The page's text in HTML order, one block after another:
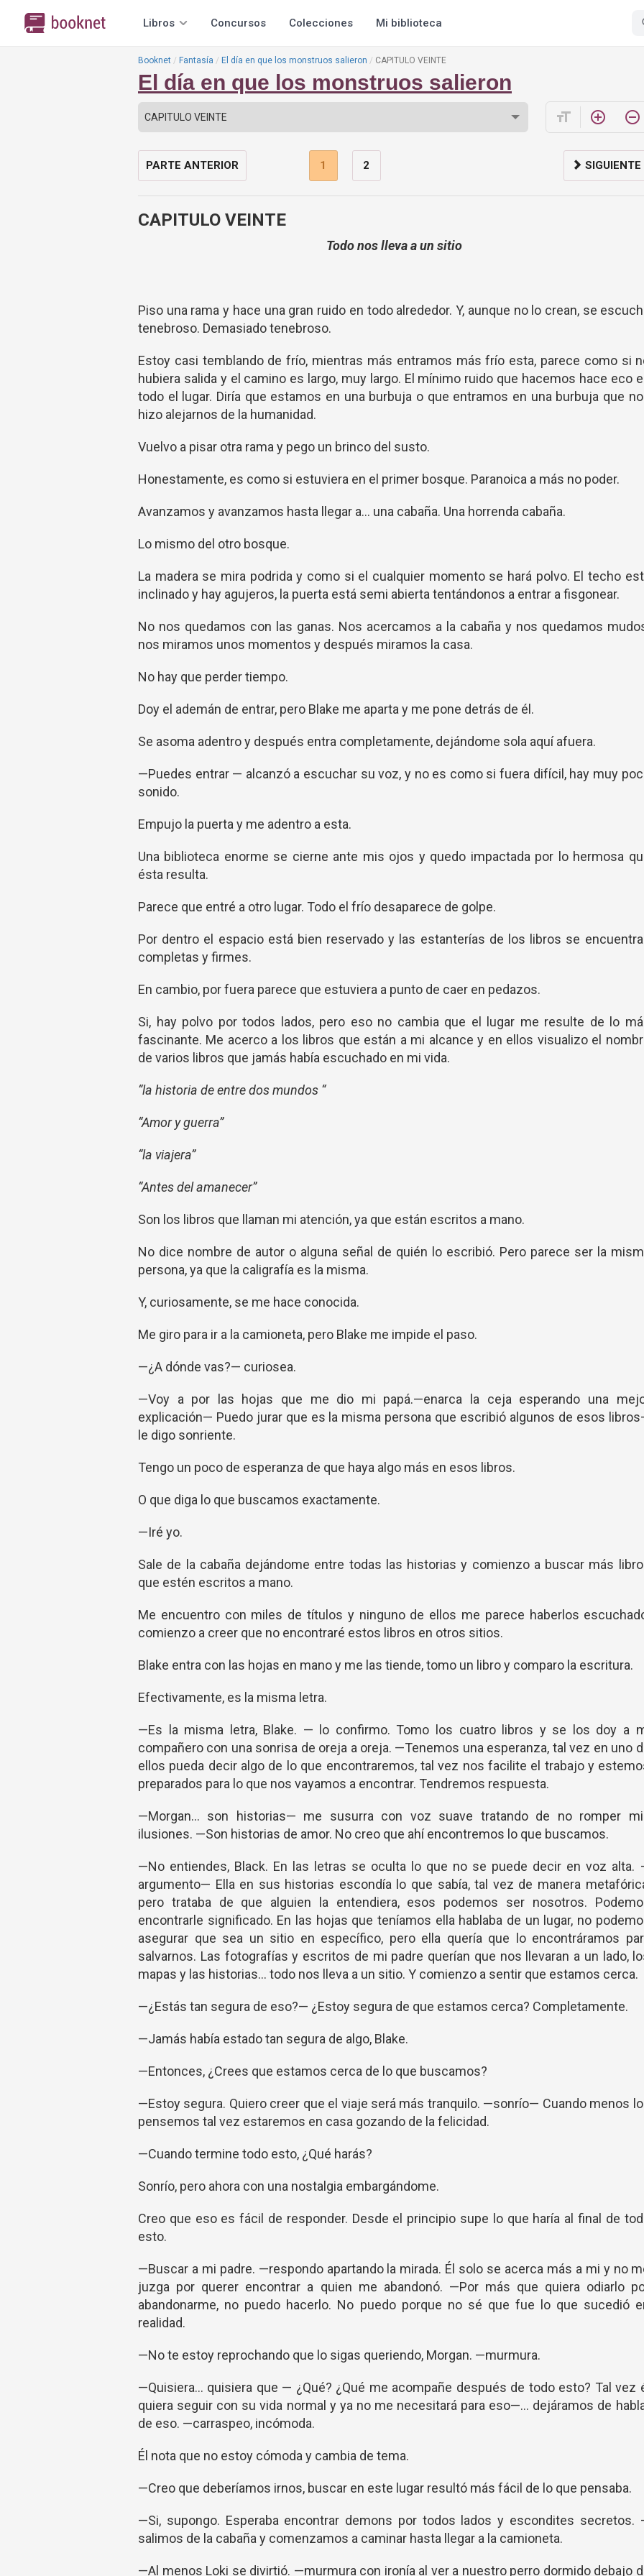
Libros Concursos Colecciones Mi biblioteca
Booknet Fantasía El día en que los monstruos salieron CAPITULO VEINTE
El día en que los monstruos salieron
format_size add_circle_outline remove_circle_outline
PARTE ANTERIOR 1 2 SIGUIENTE
CAPITULO VEINTE
Todo nos lleva a un sitio
Piso una rama y hace una gran ruido en todo alrededor. Y, aunque no lo crean, se
tenebroso. Demasiado tenebroso.
Estoy casi temblando de frío, mientras más entramos más frío esta, parece como si
hubiera salida y el camino es largo, muy largo. El mínimo ruido que hacemos hace eco
todo el lugar. Diría que estamos en una burbuja o que entramos en una burbuja que
hizo alejarnos de la humanidad.
Vuelvo a pisar otra rama y pego un brinco del susto.
Honestamente, es como si estuviera en el primer bosque. Paranoica a más no poder.
Avanzamos y avanzamos hasta llegar a… una cabaña. Una horrenda cabaña.
Lo mismo del otro bosque.
La madera se mira podrida y como si el cualquier momento se hará polvo. El techo
inclinado y hay agujeros, la puerta está semi abierta tentándonos a entrar a fisgonear.
No nos quedamos con las ganas. Nos acercamos a la cabaña y nos quedamos
nos miramos unos momentos y después miramos la casa.
No hay que perder tiempo.
Doy el ademán de entrar, pero Blake me aparta y me pone detrás de él.
Se asoma adentro y después entra completamente, dejándome sola aquí afuera.
—Puedes entrar — alcanzó a escuchar su voz, y no es como si fuera difícil, hay muy
sonido.
Empujo la puerta y me adentro a esta.
Una biblioteca enorme se cierne ante mis ojos y quedo impactada por lo hermosa
ésta resulta.
Parece que entré a otro lugar. Todo el frío desaparece de golpe.
Por dentro el espacio está bien reservado y las estanterías de los libros se
completas y firmes.
En cambio, por fuera parece que estuviera a punto de caer en pedazos.
Si, hay polvo por todos lados, pero eso no cambia que el lugar me resulte de lo
fascinante. Me acerco a los libros que están a mi alcance y en ellos visualizo el
de varios libros que jamás había escuchado en mi vida.
“la historia de entre dos mundos “
“Amor y guerra”
“la viajera”
“Antes del amanecer”
Son los libros que llaman mi atención, ya que están escritos a mano.
No dice nombre de autor o alguna señal de quién lo escribió. Pero parece ser la
persona, ya que la caligrafía es la misma.
Y, curiosamente, se me hace conocida.
Me giro para ir a la camioneta, pero Blake me impide el paso.
—¿A dónde vas?— curiosea.
—Voy a por las hojas que me dio mi papá.—enarca la ceja esperando una
explicación— Puedo jurar que es la misma persona que escribió algunos de esos
le digo sonriente.
Tengo un poco de esperanza de que haya algo más en esos libros.
O que diga lo que buscamos exactamente.
—Iré yo.
Sale de la cabaña dejándome entre todas las historias y comienzo a buscar más
que estén escritos a mano.
Me encuentro con miles de títulos y ninguno de ellos me parece haberlos
comienzo a creer que no encontraré estos libros en otros sitios.
Blake entra con las hojas en mano y me las tiende, tomo un libro y comparo la escritura.
Efectivamente, es la misma letra.
—Es la misma letra, Blake. — lo confirmo. Tomo los cuatro libros y se los doy a
compañero con una sonrisa de oreja a oreja. —Tenemos una esperanza, tal vez en uno
ellos pueda decir algo de lo que encontraremos, tal vez nos facilite el trabajo y
preparados para lo que nos vayamos a encontrar. Tendremos respuesta.
—Morgan… son historias— me susurra con voz suave tratando de no romper
ilusiones. —Son historias de amor. No creo que ahí encontremos lo que buscamos.
—No entiendes, Black. En las letras se oculta lo que no se puede decir en voz alta.
argumento— Ella en sus historias escondía lo que sabía, tal vez de manera
pero trataba de que alguien la entendiera, esos podemos ser nosotros.
encontrarle significado. En las hojas que teníamos ella hablaba de un lugar, no
asegurar que sea un sitio en específico, pero ella quería que lo encontráramos
salvarnos. Las fotografías y escritos de mi padre querían que nos llevaran a un lado,
mapas y las historias… todo nos lleva a un sitio. Y comienzo a sentir que estamos cerca.
—¿Estás tan segura de eso?— ¿Estoy segura de que estamos cerca? Completamente.
—Jamás había estado tan segura de algo, Blake.
—Entonces, ¿Crees que estamos cerca de lo que buscamos?
—Estoy segura. Quiero creer que el viaje será más tranquilo. —sonrío— Cuando menos
pensemos tal vez estaremos en casa gozando de la felicidad.
—Cuando termine todo esto, ¿Qué harás?
Sonrío, pero ahora con una nostalgia embargándome.
Creo que eso es fácil de responder. Desde el principio supe lo que haría al final de
esto.
—Buscar a mi padre. —respondo apartando la mirada. Él solo se acerca más a mi y no
juzga por querer encontrar a quien me abandonó. —Por más que quiera odiarlo
abandonarme, no puedo hacerlo. No puedo porque no sé que fue lo que sucedió
realidad.
—No te estoy reprochando que lo sigas queriendo, Morgan. —murmura.
—Quisiera… quisiera que — ¿Qué? ¿Qué me acompañe después de todo esto? Tal vez
quiera seguir con su vida normal y ya no me necesitará para eso—… dejáramos de
de eso. —carraspeo, incómoda.
Él nota que no estoy cómoda y cambia de tema.
—Creo que deberíamos irnos, buscar en este lugar resultó más fácil de lo que pensaba.
—Si, supongo. Esperaba encontrar demons por todos lados y escondites secretos.
salimos de la cabaña y comenzamos a caminar hasta llegar a la camioneta.
—Al menos Loki se divirtió. —murmura con ironía al ver a nuestro perro dormido debajo